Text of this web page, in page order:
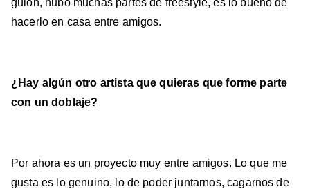
guión, hubo muchas partes de freestyle, es lo bueno de
hacerlo en casa entre amigos.
¿Hay algún otro artista que quieras que forme parte
con un doblaje?
Por ahora es un proyecto muy entre amigos. Lo que me
gusta es lo genuino, lo de poder juntarnos, cagarnos de